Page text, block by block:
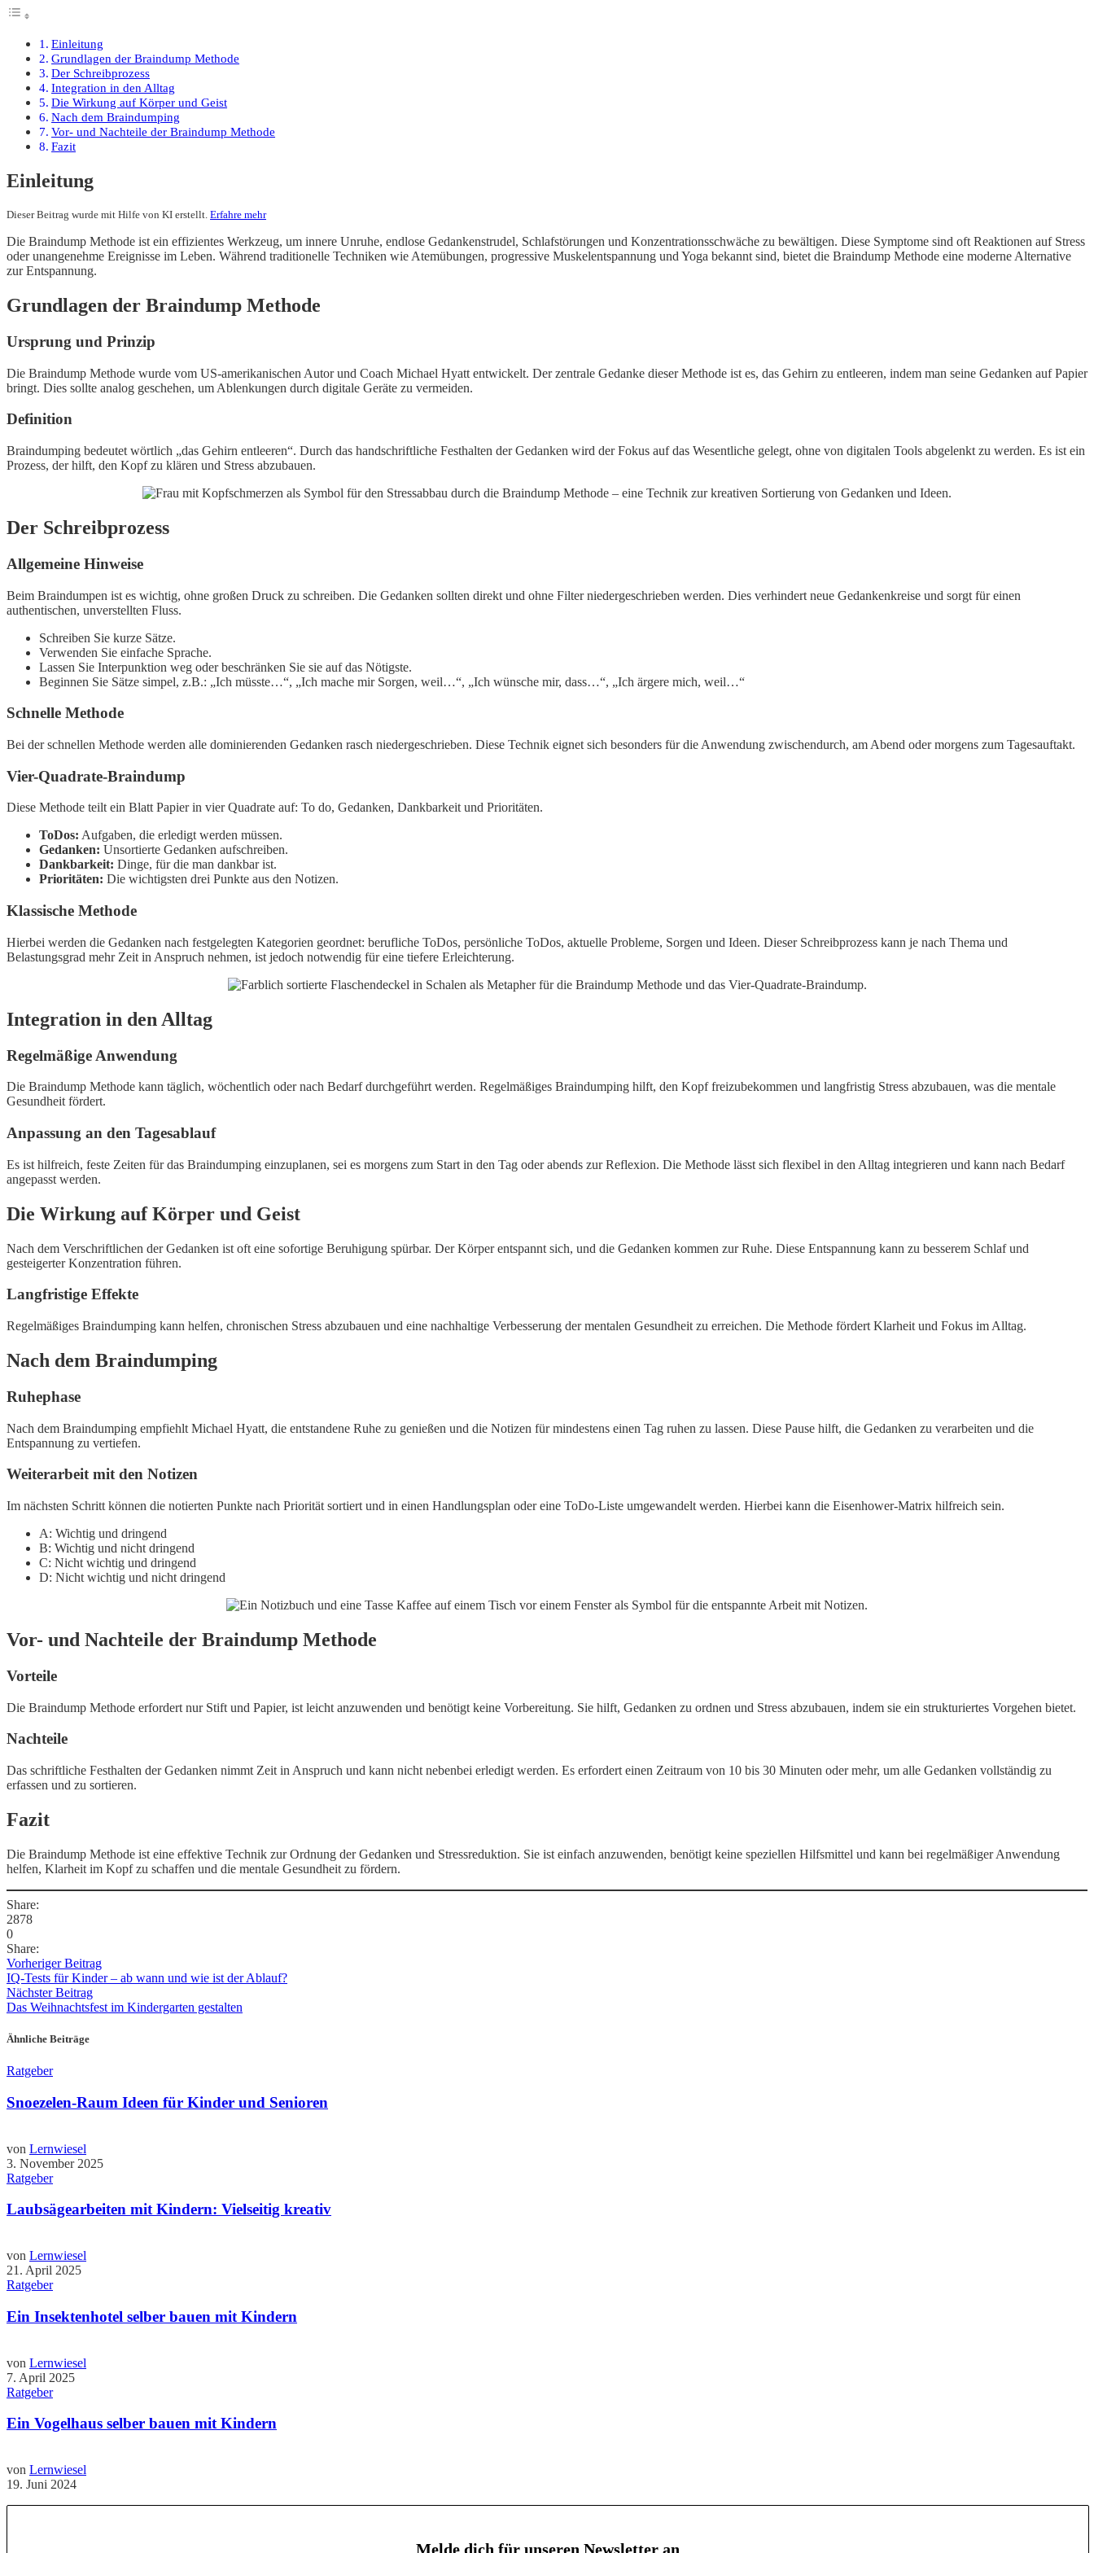
Einleitung
Grundlagen der Braindump Methode
Der Schreibprozess
Integration in den Alltag
Die Wirkung auf Körper und Geist
Nach dem Braindumping
Vor- und Nachteile der Braindump Methode
Fazit
Einleitung
Dieser Beitrag wurde mit Hilfe von KI erstellt. Erfahre mehr
Die Braindump Methode ist ein effizientes Werkzeug, um innere Unruhe, endlose Gedankenstrudel, Schlafstörungen und Konzentrationsschwäche zu bewältigen. Diese Symptome sind oft Reaktionen auf Stress
oder unangenehme Ereignisse im Leben. Während traditionelle Techniken wie Atemübungen, progressive Muskelentspannung und Yoga bekannt sind, bietet die Braindump Methode eine moderne Alternative
zur Entspannung.
Grundlagen der Braindump Methode
Ursprung und Prinzip
Die Braindump Methode wurde vom US-amerikanischen Autor und Coach Michael Hyatt entwickelt. Der zentrale Gedanke dieser Methode ist es, das Gehirn zu entleeren, indem man seine Gedanken auf Papier
bringt. Dies sollte analog geschehen, um Ablenkungen durch digitale Geräte zu vermeiden.
Definition
Braindumping bedeutet wörtlich „das Gehirn entleeren“. Durch das handschriftliche Festhalten der Gedanken wird der Fokus auf das Wesentliche gelegt, ohne von digitalen Tools abgelenkt zu werden. Es ist ein
Prozess, der hilft, den Kopf zu klären und Stress abzubauen.
Der Schreibprozess
Allgemeine Hinweise
Beim Braindumpen ist es wichtig, ohne großen Druck zu schreiben. Die Gedanken sollten direkt und ohne Filter niedergeschrieben werden. Dies verhindert neue Gedankenkreise und sorgt für einen
authentischen, unverstellten Fluss.
Schreiben Sie kurze Sätze.
Verwenden Sie einfache Sprache.
Lassen Sie Interpunktion weg oder beschränken Sie sie auf das Nötigste.
Beginnen Sie Sätze simpel, z.B.: „Ich müsste…“, „Ich mache mir Sorgen, weil…“, „Ich wünsche mir, dass…“, „Ich ärgere mich, weil…“
Schnelle Methode
Bei der schnellen Methode werden alle dominierenden Gedanken rasch niedergeschrieben. Diese Technik eignet sich besonders für die Anwendung zwischendurch, am Abend oder morgens zum Tagesauftakt.
Vier-Quadrate-Braindump
Diese Methode teilt ein Blatt Papier in vier Quadrate auf: To do, Gedanken, Dankbarkeit und Prioritäten.
ToDos: Aufgaben, die erledigt werden müssen.
Gedanken: Unsortierte Gedanken aufschreiben.
Dankbarkeit: Dinge, für die man dankbar ist.
Prioritäten: Die wichtigsten drei Punkte aus den Notizen.
Klassische Methode
Hierbei werden die Gedanken nach festgelegten Kategorien geordnet: berufliche ToDos, persönliche ToDos, aktuelle Probleme, Sorgen und Ideen. Dieser Schreibprozess kann je nach Thema und
Belastungsgrad mehr Zeit in Anspruch nehmen, ist jedoch notwendig für eine tiefere Erleichterung.
Integration in den Alltag
Regelmäßige Anwendung
Die Braindump Methode kann täglich, wöchentlich oder nach Bedarf durchgeführt werden. Regelmäßiges Braindumping hilft, den Kopf freizubekommen und langfristig Stress abzubauen, was die mentale
Gesundheit fördert.
Anpassung an den Tagesablauf
Es ist hilfreich, feste Zeiten für das Braindumping einzuplanen, sei es morgens zum Start in den Tag oder abends zur Reflexion. Die Methode lässt sich flexibel in den Alltag integrieren und kann nach Bedarf
angepasst werden.
Die Wirkung auf Körper und Geist
Nach dem Verschriftlichen der Gedanken ist oft eine sofortige Beruhigung spürbar. Der Körper entspannt sich, und die Gedanken kommen zur Ruhe. Diese Entspannung kann zu besserem Schlaf und
gesteigerter Konzentration führen.
Langfristige Effekte
Regelmäßiges Braindumping kann helfen, chronischen Stress abzubauen und eine nachhaltige Verbesserung der mentalen Gesundheit zu erreichen. Die Methode fördert Klarheit und Fokus im Alltag.
Nach dem Braindumping
Ruhephase
Nach dem Braindumping empfiehlt Michael Hyatt, die entstandene Ruhe zu genießen und die Notizen für mindestens einen Tag ruhen zu lassen. Diese Pause hilft, die Gedanken zu verarbeiten und die
Entspannung zu vertiefen.
Weiterarbeit mit den Notizen
Im nächsten Schritt können die notierten Punkte nach Priorität sortiert und in einen Handlungsplan oder eine ToDo-Liste umgewandelt werden. Hierbei kann die Eisenhower-Matrix hilfreich sein.
A: Wichtig und dringend
B: Wichtig und nicht dringend
C: Nicht wichtig und dringend
D: Nicht wichtig und nicht dringend
Vor- und Nachteile der Braindump Methode
Vorteile
Die Braindump Methode erfordert nur Stift und Papier, ist leicht anzuwenden und benötigt keine Vorbereitung. Sie hilft, Gedanken zu ordnen und Stress abzubauen, indem sie ein strukturiertes Vorgehen bietet.
Nachteile
Das schriftliche Festhalten der Gedanken nimmt Zeit in Anspruch und kann nicht nebenbei erledigt werden. Es erfordert einen Zeitraum von 10 bis 30 Minuten oder mehr, um alle Gedanken vollständig zu
erfassen und zu sortieren.
Fazit
Die Braindump Methode ist eine effektive Technik zur Ordnung der Gedanken und Stressreduktion. Sie ist einfach anzuwenden, benötigt keine speziellen Hilfsmittel und kann bei regelmäßiger Anwendung
helfen, Klarheit im Kopf zu schaffen und die mentale Gesundheit zu fördern.
Share:
2878
0
Share:
Vorheriger Beitrag
IQ-Tests für Kinder – ab wann und wie ist der Ablauf?
Nächster Beitrag
Das Weihnachtsfest im Kindergarten gestalten
Ähnliche Beiträge
Ratgeber
Snoezelen-Raum Ideen für Kinder und Senioren
von Lernwiesel
3. November 2025
Ratgeber
Laubsägearbeiten mit Kindern: Vielseitig kreativ
von Lernwiesel
21. April 2025
Ratgeber
Ein Insektenhotel selber bauen mit Kindern
von Lernwiesel
7. April 2025
Ratgeber
Ein Vogelhaus selber bauen mit Kindern
von Lernwiesel
19. Juni 2024
Melde dich für unseren Newsletter an